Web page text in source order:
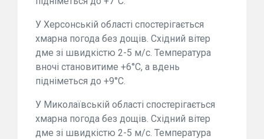
У Херсонській області спостерігається
хмарна погода без дощів. Східний вітер
дме зі швидкістю 2-5 м/с. Температура
вночі становитиме +6°С, а вдень
підніметься до +9°С.
У Миколаївській області спостерігається
хмарна погода без дощів. Східний вітер
дме зі швидкістю 2-5 м/с. Температура